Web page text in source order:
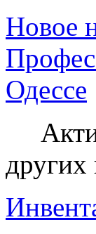
Новое
Одессе
других